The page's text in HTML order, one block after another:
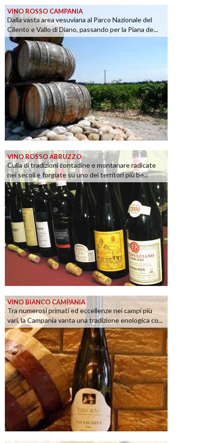
VINO ROSSO CAMPANIA
Dalla vasta area vesuviana al Parco Nazionale del
Cilento e Vallo di Diano, passando per la Piana de...
VINO ROSSO ABRUZZO
Culla di tradizioni contadine e montanare radicate
nei secoli e forgiate su uno dei territori più be...
VINO BIANCO CAMPANIA
Tra numerosi primati ed eccellenze nei campi più
vari, la Campania vanta una tradizione enologica co...